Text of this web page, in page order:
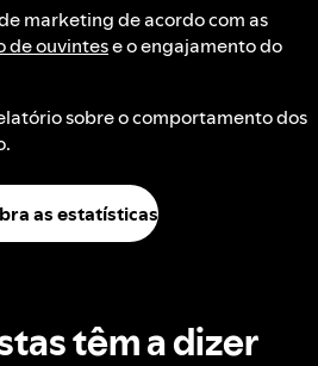
marketing de acordo com as
de ouvintese o engajamento do
sobre o comportamento dos
as estatísticas
têm a dizer